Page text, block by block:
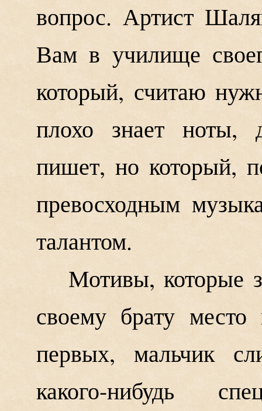
вопрос. Артист
Вам в училище
который, считаю
плохо знает ноты,
пишет, но который,
превосходным
талантом.
Мотивы, которые
своему брату
первых, мальчик
какого-нибудь